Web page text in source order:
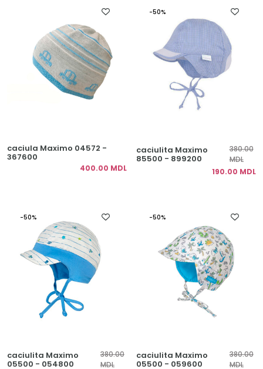
caciula Maximo 04572 -
367600
400.00 MDL
-50%
caciulita Maximo
85500 - 899200
380.00
MDL
190.00 MDL
-50%
caciulita Maximo
05500 - 054800
380.00
MDL
-50%
caciulita Maximo
05500 - 059600
380.00
MDL